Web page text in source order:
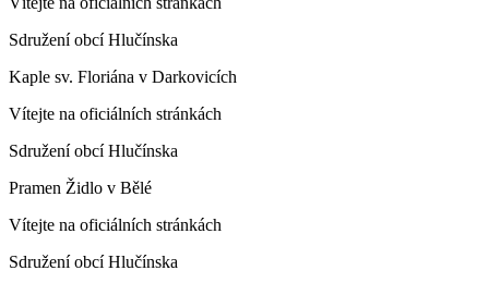
Sdružení obcí Hlučínska
Kaple sv. Floriána v Darkovicích
Vítejte na oficiálních stránkách
Sdružení obcí Hlučínska
Pramen Židlo v Bělé
Vítejte na oficiálních stránkách
Sdružení obcí Hlučínska